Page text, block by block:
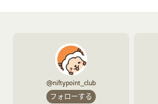
@niftypoint_club
フォローする